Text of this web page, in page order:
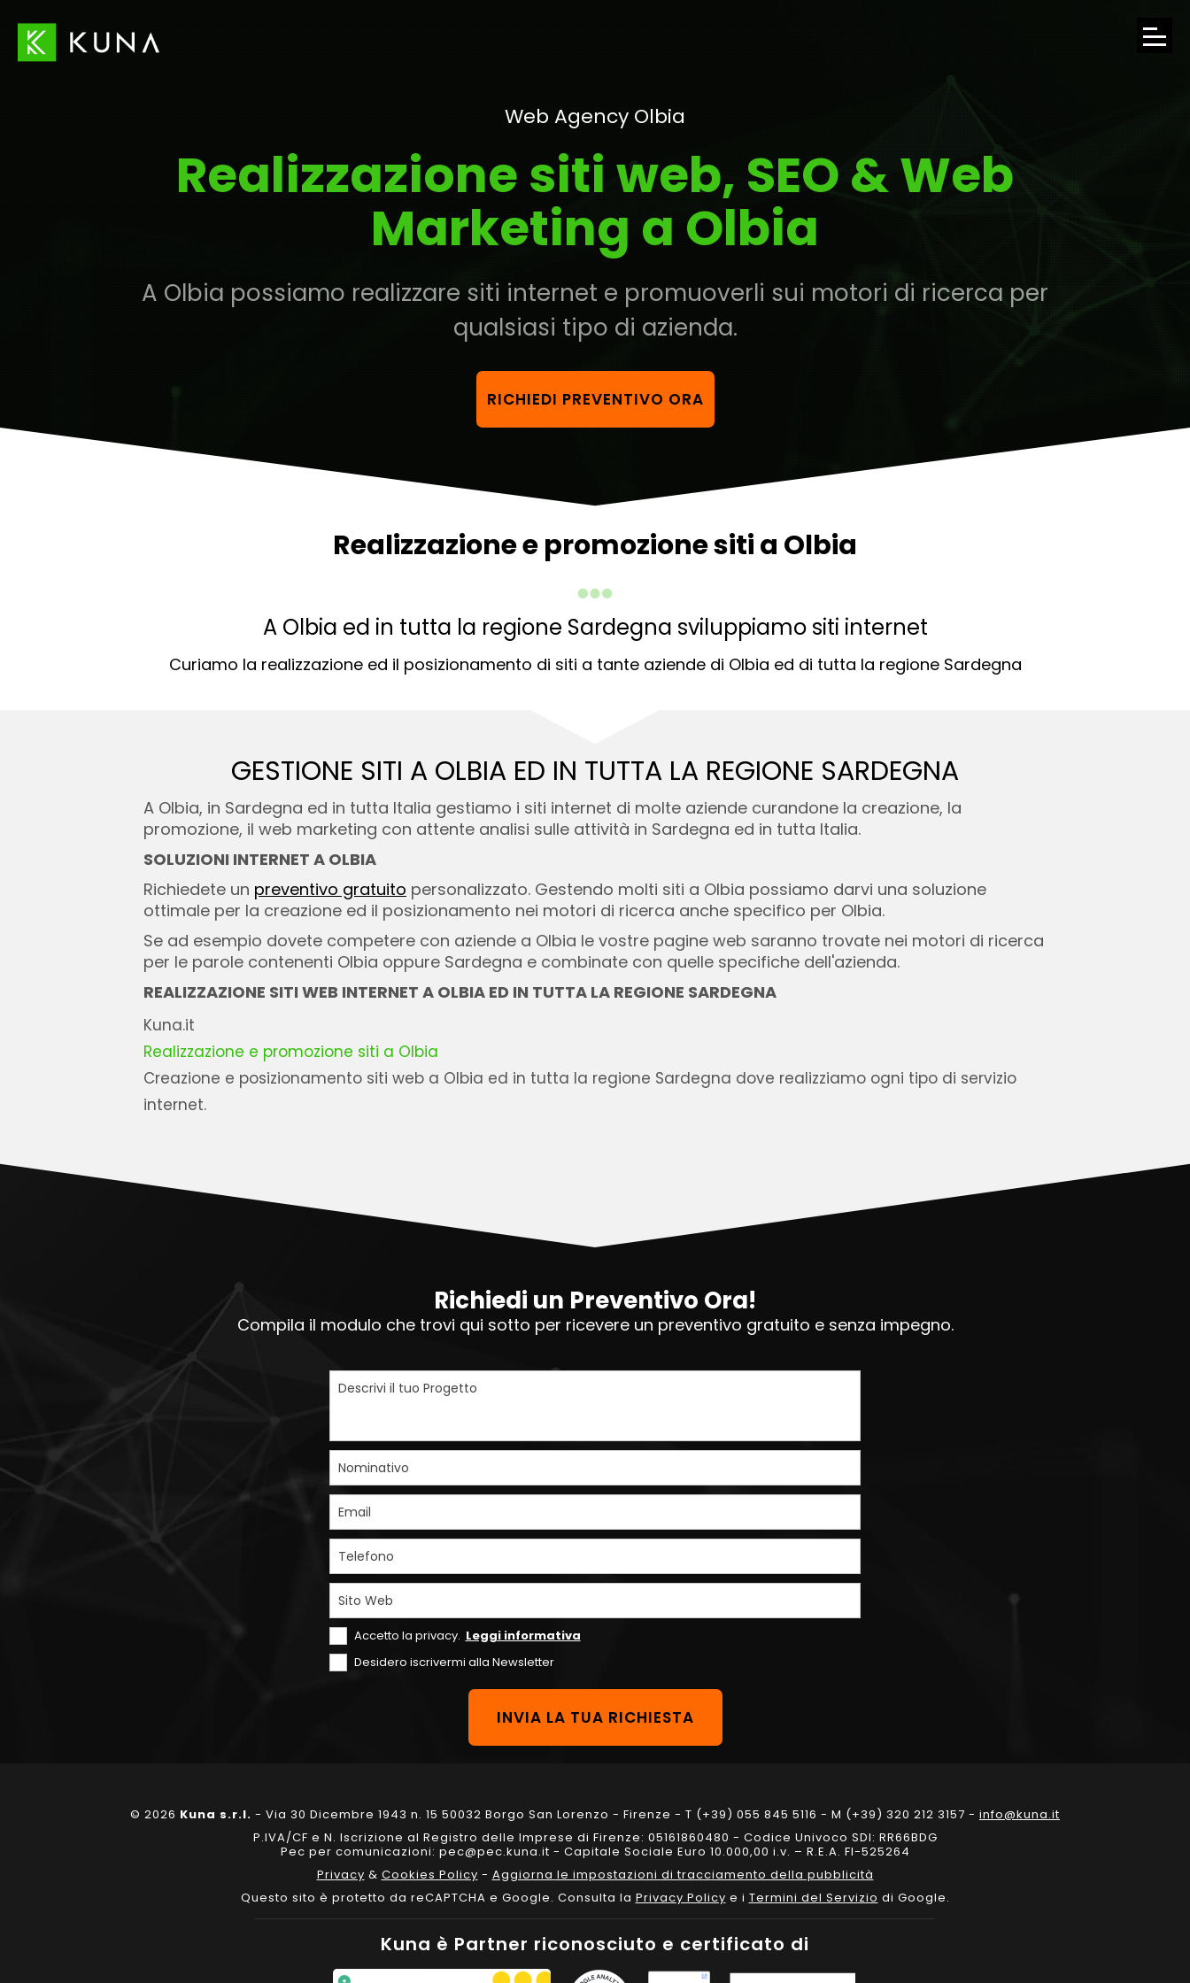
APRI
Web Agency Olbia
Realizzazione siti web, SEO & Web
Marketing a Olbia
A Olbia possiamo realizzare siti internet e promuoverli sui motori di ricerca per
qualsiasi tipo di azienda.
RICHIEDI PREVENTIVO ORA
Realizzazione e promozione siti a Olbia
A Olbia ed in tutta la regione Sardegna sviluppiamo siti internet
Curiamo la realizzazione ed il posizionamento di siti a tante aziende di Olbia ed di tutta la regione Sardegna
GESTIONE SITI A OLBIA ED IN TUTTA LA REGIONE SARDEGNA
A Olbia, in Sardegna ed in tutta Italia gestiamo i siti internet di molte aziende curandone la creazione, la
promozione, il web marketing con attente analisi sulle attività in Sardegna ed in tutta Italia.
SOLUZIONI INTERNET A OLBIA
Richiedete un preventivo gratuito personalizzato. Gestendo molti siti a Olbia possiamo darvi una soluzione
ottimale per la creazione ed il posizionamento nei motori di ricerca anche specifico per Olbia.
Se ad esempio dovete competere con aziende a Olbia le vostre pagine web saranno trovate nei motori di ricerca
per le parole contenenti Olbia oppure Sardegna e combinate con quelle specifiche dell'azienda.
REALIZZAZIONE SITI WEB INTERNET A OLBIA ED IN TUTTA LA REGIONE SARDEGNA
Kuna.it
Realizzazione e promozione siti a Olbia
Creazione e posizionamento siti web a Olbia ed in tutta la regione Sardegna dove realizziamo ogni tipo di servizio
internet.
Richiedi un Preventivo Ora!
Compila il modulo che trovi qui sotto per ricevere un preventivo gratuito e senza impegno.
Descrivi il tuo Progetto
Nominativo
Email
Telefono
Sito Web
Accetto la privacy. Leggi informativa
Desidero iscrivermi alla Newsletter
© 2026 Kuna s.r.l. - Via 30 Dicembre 1943 n. 15 50032 Borgo San Lorenzo - Firenze - T (+39) 055 845 5116 - M (+39) 320 212 3157 - info@kuna.it
P.IVA/CF e N. Iscrizione al Registro delle Imprese di Firenze: 05161860480 - Codice Univoco SDI: RR66BDG
Pec per comunicazioni: pec@pec.kuna.it - Capitale Sociale Euro 10.000,00 i.v. – R.E.A. FI-525264
Privacy & Cookies Policy - Aggiorna le impostazioni di tracciamento della pubblicità
Questo sito è protetto da reCAPTCHA e Google. Consulta la Privacy Policy e i Termini del Servizio di Google.
Kuna è Partner riconosciuto e certificato di